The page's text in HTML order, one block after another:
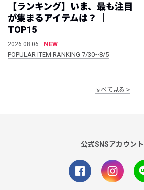
【ランキング】いま、最も注目
が集まるアイテムは？ ｜
TOP15
2026.08.06
NEW
POPULAR ITEM RANKING 7/30~8/5
すべて見る
公式SNSアカウント